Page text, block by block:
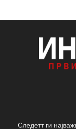
Следетт ги